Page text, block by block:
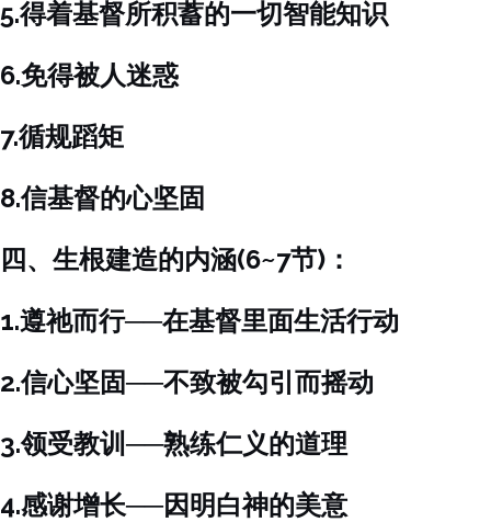
5.得着基督所积蓄的一切智能知识
6.免得被人迷惑
7.循规蹈矩
8.信基督的心坚固
四、生根建造的内涵(6~7节)：
1.遵祂而行──在基督里面生活行动
2.信心坚固──不致被勾引而摇动
3.领受教训──熟练仁义的道理
4.感谢增长──因明白神的美意